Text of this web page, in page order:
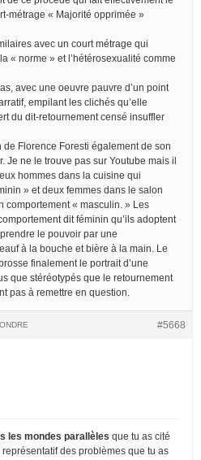
métrage « Majorité opprimée »
avec un court métrage qui
« norme » et l’hétérosexualité comme
avec une oeuvre pauvre d’un point
empilant les clichés qu’elle
du dit-retournement censé insuffler
de Florence Foresti également de son
Je ne le trouve pas sur Youtube mais il
hommes dans la cuisine qui
» et deux femmes dans le salon
comportement « masculin. » Les
dit féminin qu’ils adoptent
le pouvoir par une
à la bouche et bière à la main. Le
finalement le portrait d’une
que stéréotypés que le retournement
pas à remettre en question.
#5668
les mondes parallèles que tu as cité
des problèmes que tu as